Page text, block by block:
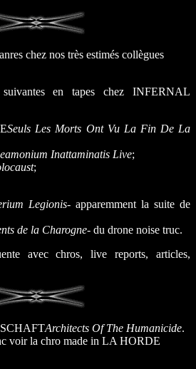
chez nos très estimés collègues
en tapes chez INFERNAL
Seuls Les Morts Ont Vu La Fin De La
Inattaminatis Live;
;
Legionis- apparemment la suite de
de la Charogne- du drone noise truc.
avec chros, live reports, articles,
Architects Of The Humanicide.
voir la chro made in LA HORDE